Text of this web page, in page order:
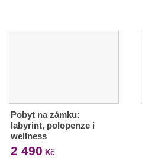
Pobyt na zámku:
labyrint, polopenze i
wellness
2 490 Kč